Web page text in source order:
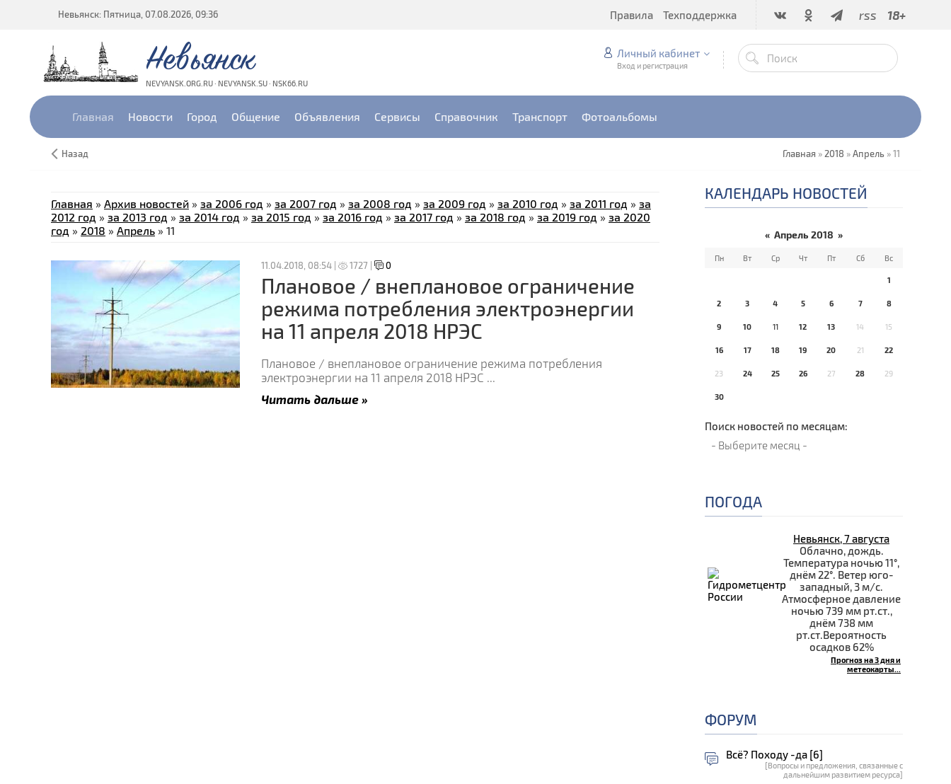
Невьянск: Пятница, 07.08.2026, 09:36 rss 18+
Правила Техподдержка
Невьянск
NEVYANSK.ORG.RU · NEVYANSK.SU · NSK66.RU
Личный кабинет
Вход и регистрация
Главная Новости Город Общение Объявления Сервисы Справочник Транспорт Фотоальбомы
Назад Главная » 2018 »Апрель »11
Главная » Архив новостей » за 2006 год » за 2007 год » за 2008 год » за 2009 год » за 2010 год » за 2011 год » за
2012 год » за 2013 год » за 2014 год » за 2015 год » за 2016 год » за 2017 год » за 2018 год » за 2019 год » за 2020
год » 2018 » Апрель » 11
11.04.2018, 08:54 | 1727 | 0
Плановое / внеплановое ограничение
режима потребления электроэнергии
на 11 апреля 2018 НРЭС
Плановое / внеплановое ограничение режима потребления
электроэнергии на 11 апреля 2018 НРЭС ...
Читать дальше »
КАЛЕНДАРЬ НОВОСТЕЙ
« Апрель 2018 »
Пн Вт Ср Чт Пт Сб Вс
1
2 3 4 5 6 7 8
9 10 11 12 13 14 15
16 17 18 19 20 21 22
23 24 25 26 27 28 29
30
Поиск новостей по месяцам:
ПОГОДА
Невьянск, 7 августа
Облачно, дождь.
Температура ночью 11°,
днём 22°. Ветер юго-
западный, 3 м/с.
Атмосферное давление
ночью 739 мм рт.ст.,
днём 738 мм
рт.ст.Вероятность
осадков 62%
Прогноз на 3 дня и
метеокарты...
ФОРУМ
Всё? Походу -да [6]
[Вопросы и предложения, связанные с
дальнейшим развитием ресурса]